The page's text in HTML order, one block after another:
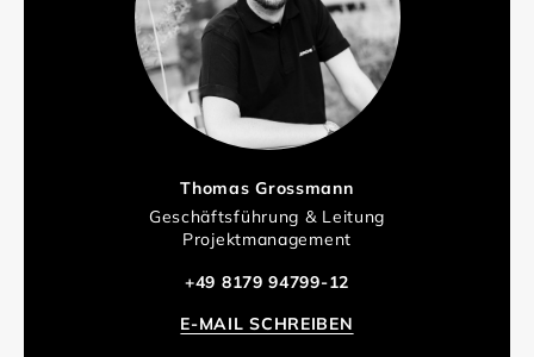
Thomas Grossmann
Geschäftsführung & Leitung
Projektmanagement
+49 8179 94799-12
E-MAIL SCHREIBEN